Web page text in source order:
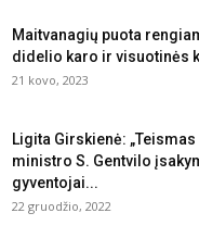
Maitvanagių puota
didelio karo ir visuotinės
21 kovo, 2023
Ligita Girskienė:
ministro S. Gentvilo
gyventojai...
22 gruodžio, 2022